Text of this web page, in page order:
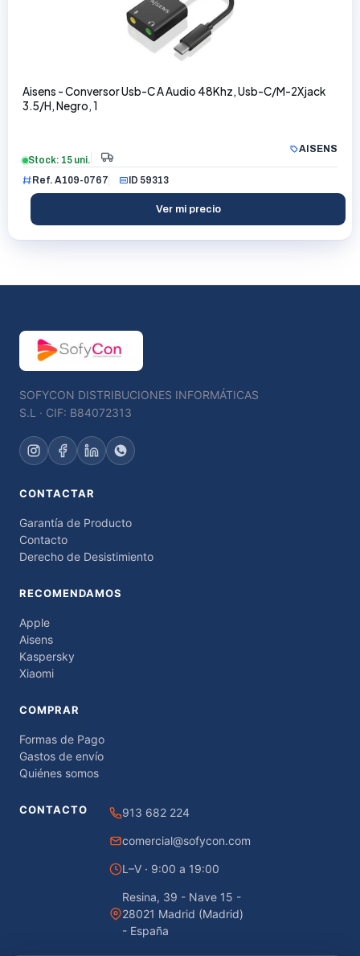
Aisens - Conversor Usb-C A Audio 48Khz, Usb-C/M-2Xjack
3.5/H, Negro, 1
AISENS
Stock: 15 uni.
Ref. A109-0767
ID 59313
Ver mi precio
SOFYCON DISTRIBUCIONES INFORMÁTICAS
S.L · CIF: B84072313
CONTACTAR
Garantía de Producto
Contacto
Derecho de Desistimiento
RECOMENDAMOS
Apple
Aisens
Kaspersky
Xiaomi
COMPRAR
Formas de Pago
Gastos de envío
Quiénes somos
CONTACTO 913 682 224
comercial@sofycon.com
L–V · 9:00 a 19:00
Resina, 39 - Nave 15 -
28021 Madrid (Madrid)
- España